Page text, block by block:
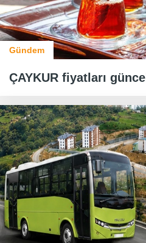
Gündem
ÇAYKUR fiyatları